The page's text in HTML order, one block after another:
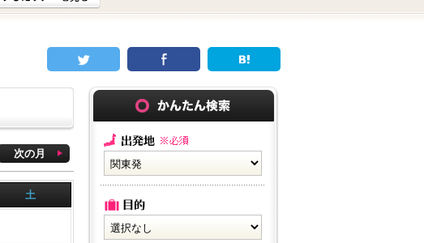
次の月
土